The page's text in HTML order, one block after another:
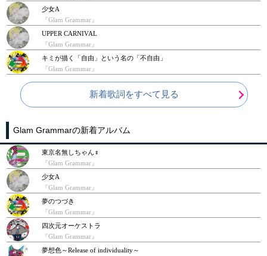
少女A
『Glam Grammar』
UPPER CARNIVAL
『Glam Grammar』
キミが描く「自由」という名の「不自由」
『Glam Grammar』
新着歌詞をすべて見る
Glam Grammarの新着アルバム
東京名無しちゃん♀
『Glam Grammar』
少女A
『Glam Grammar』
夢のつづき
『Glam Grammar』
四次元オーケストラ
『Glam Grammar』
夢想色～Release of individuality～